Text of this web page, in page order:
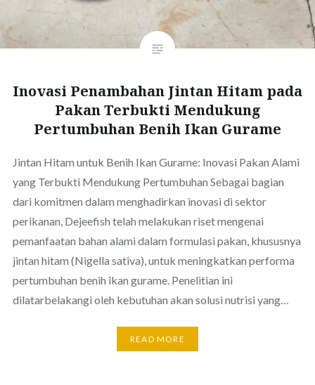
Inovasi Penambahan Jintan Hitam pada
Pakan Terbukti Mendukung
Pertumbuhan Benih Ikan Gurame
Jintan Hitam untuk Benih Ikan Gurame: Inovasi Pakan Alami
yang Terbukti Mendukung Pertumbuhan Sebagai bagian
dari komitmen dalam menghadirkan inovasi di sektor
perikanan, Dejeefish telah melakukan riset mengenai
pemanfaatan bahan alami dalam formulasi pakan, khususnya
jintan hitam (Nigella sativa), untuk meningkatkan performa
pertumbuhan benih ikan gurame. Penelitian ini
dilatarbelakangi oleh kebutuhan akan solusi nutrisi yang…
READ MORE